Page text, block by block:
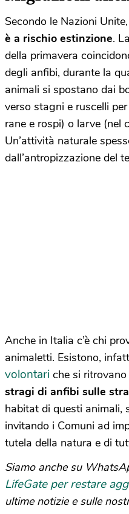
Secondo le Nazioni Unite,
è a rischio estinzione.
della primavera
degli anfibi, durante la
animali si spostano dai
verso stagni e ruscelli
rane e rospi) o larve (nel
Un’attività naturale
dall’antropizzazione del
Anche in Italia c’è chi
animaletti. Esistono,
volontari che si
stragi di anfibi sulle
habitat di questi animali,
invitando i Comuni ad
tutela della natura e di
Siamo anche su
LifeGate per restare
ultime notizie e sulle